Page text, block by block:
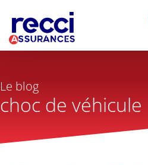
Le blog
choc de véhicule